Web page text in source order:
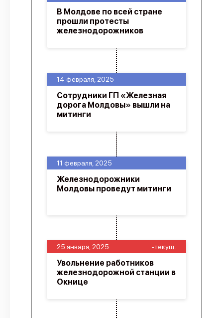
25 января, 2025 -текущ.
Увольнение работников
железнодорожной станции в
Окнице
11 февраля, 2025
Железнодорожники
Молдовы проведут митинги
14 февраля, 2025
Сотрудники ГП «Железная
дорога Молдовы» вышли на
митинги
В Молдове по всей стране
прошли протесты
железнодорожников